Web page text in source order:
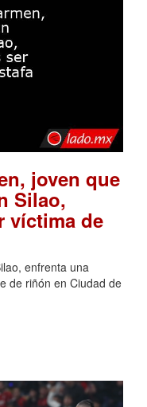
joven que
Silao,
víctima de
enfrenta una
de riñón en Ciudad de